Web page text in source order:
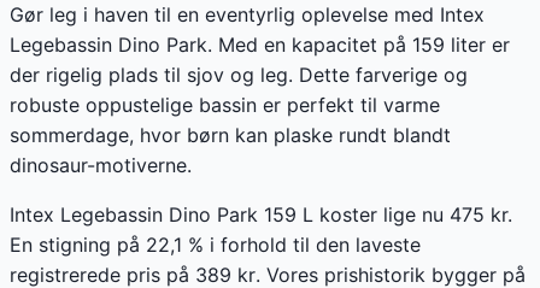
Gør leg i haven til en eventyrlig oplevelse med Intex
Legebassin Dino Park. Med en kapacitet på 159 liter er
der rigelig plads til sjov og leg. Dette farverige og
robuste oppustelige bassin er perfekt til varme
sommerdage, hvor børn kan plaske rundt blandt
dinosaur-motiverne.
Intex Legebassin Dino Park 159 L koster lige nu 475 kr.
En stigning på 22,1 % i forhold til den laveste
registrerede pris på 389 kr. Vores prishistorik bygger på